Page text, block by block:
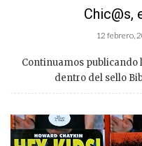
Chic@s,
12 febrero,
Continuamos publicando
dentro del sello